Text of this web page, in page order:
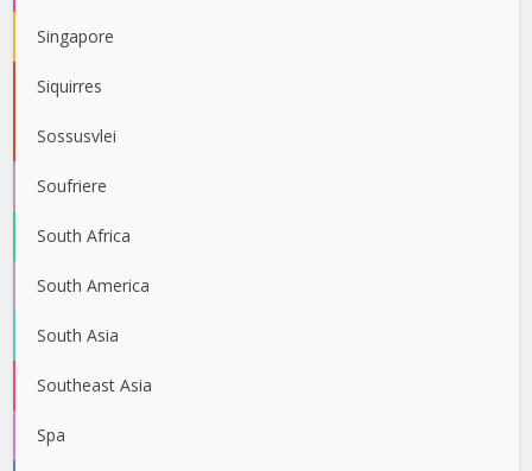
Singapore
Siquirres
Sossusvlei
Soufriere
South Africa
South America
South Asia
Southeast Asia
Spa